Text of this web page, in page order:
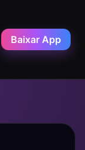
Baixar App